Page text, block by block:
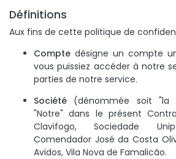
Définitions
Aux fins de cette politique de
Compte désigne un compte
vous puissiez accéder à notre
parties de notre service.
Société (dénommée soit "la
"Notre" dans le présent
Clavifogo, Sociedade
Comendador José da Costa
Avidos, Vila Nova de Famalicão.